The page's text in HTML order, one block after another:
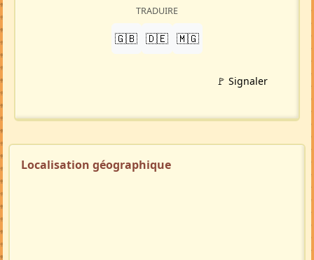
TRADUIRE
🇬🇧 🇩🇪 🇲🇬
🚩 Signaler
Localisation géographique